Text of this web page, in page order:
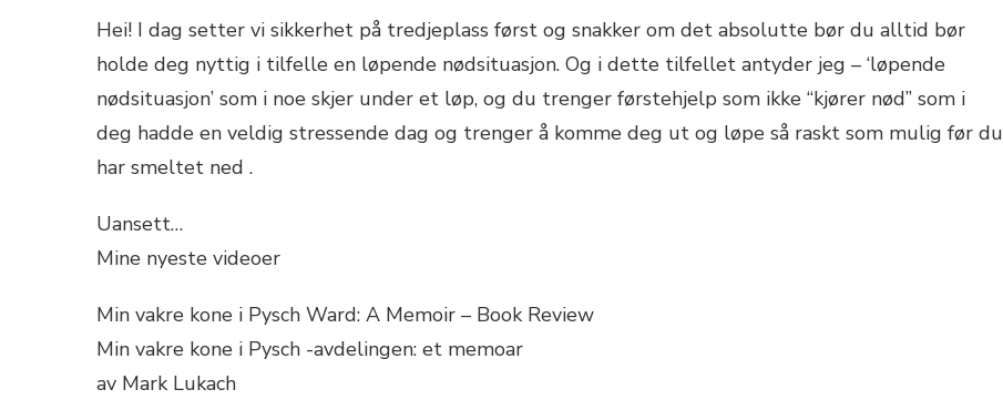
AID
KIT
FOR
RUNNERS
–
MUST
HAVE
Hei! I dag setter vi sikkerhet på tredjeplass først og snakker om det absolutte bør du alltid bør
holde deg nyttig i tilfelle en løpende nødsituasjon. Og i dette tilfellet antyder jeg – ‘løpende
nødsituasjon’ som i noe skjer under et løp, og du trenger førstehjelp som ikke “kjører nød” som i
deg hadde en veldig stressende dag og trenger å komme deg ut og løpe så raskt som mulig før du
har smeltet ned .
Uansett…
Mine nyeste videoer
Min vakre kone i Pysch Ward: A Memoir – Book Review
Min vakre kone i Pysch -avdelingen: et memoar
av Mark Lukach